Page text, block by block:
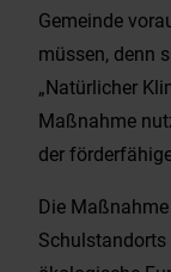
Gemeinde
müssen, denn
„Natürlicher
Maßnahme
der
Die